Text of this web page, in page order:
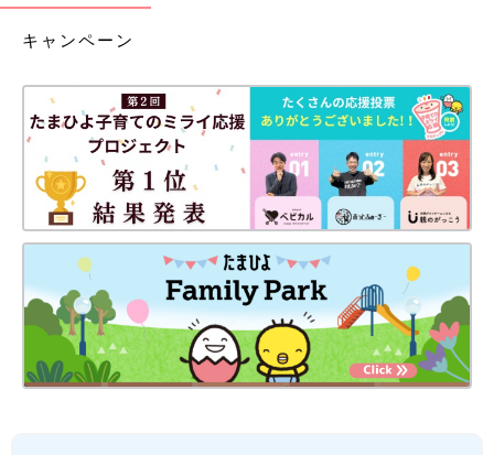
右対称になるようにベルトを留めます。
５ 締めつけやはみ出しをチェック
おなか回りに指を入れ、指１～２本分くらいのゆとりがあるか確
認します。太ももと背中は、布おむつがおむつカバーからはみ出
ていないかも確認し、はみ出ていれば内側に収めるようにし、も
れを防ぎます。
まとめ
毎日のお世話の基本であるおむつ交換を、紙おむつと布おむつ別
キャンペーン